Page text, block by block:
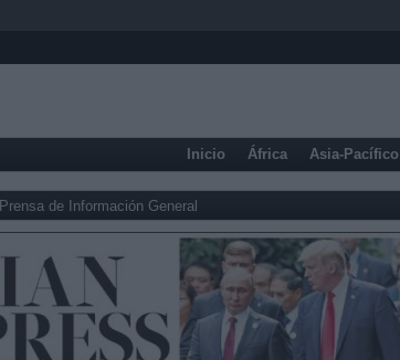
Inicio África Asia-Pacífico
Prensa de Información General